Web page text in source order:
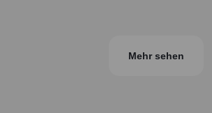
Mehr sehen